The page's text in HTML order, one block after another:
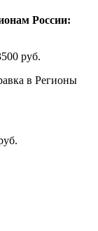
России:
руб.
в Регионы